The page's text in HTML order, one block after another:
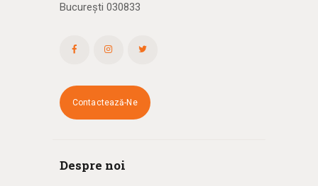
București 030833
Contactează-Ne
Despre noi